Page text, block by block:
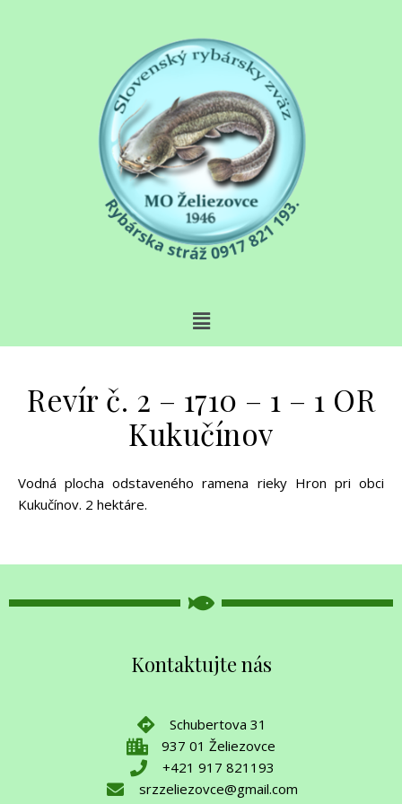
Revír č. 2 – 1710 – 1 – 1 OR
Kukučínov
Vodná plocha odstaveného ramena rieky Hron pri obci
Kukučínov. 2 hektáre.
Kontaktujte nás
Schubertova 31
937 01 Želiezovce
+421 917 821193
srzzeliezovce@gmail.com